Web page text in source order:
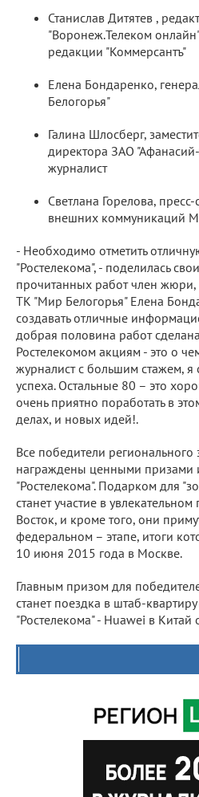
Станислав Дитятев ,
"Воронеж.Телеком
редакции "Коммерсантъ"
Елена Бондаренко,
Белогорья"
Галина Шлосберг,
директора ЗАО
журналист
Светлана Горелова,
внешних коммуникаций
- Необходимо отметить
"Ростелекома", - поделилась
прочитанных работ член жюри,
ТК "Мир Белогорья" Елена
создавать отличные
добрая половина работ
Ростелекомом акциям - это о
журналист с большим стажем, я
успеха. Остальные 80 – это
очень приятно поработать в
делах, и новых идей!.
Все победители регионального
награждены ценными призами
"Ростелекома". Подарком для
станет участие в
Восток, и кроме того, они
федеральном – этапе, итоги
10 июня 2015 года в Москве.
Главным призом для
станет поездка в штаб-
"Ростелекома" - Huawei в